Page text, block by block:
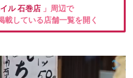
ル石巻店 」周辺で
載している店舗一覧を開く